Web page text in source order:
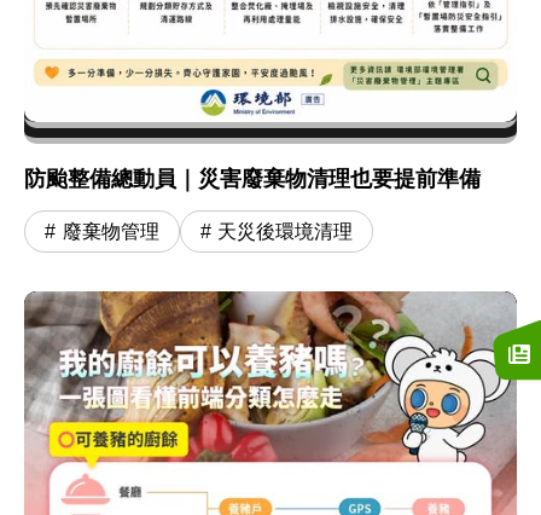
防颱整備總動員｜災害廢棄物清理也要提前準備
廢棄物管理 天災後環境清理